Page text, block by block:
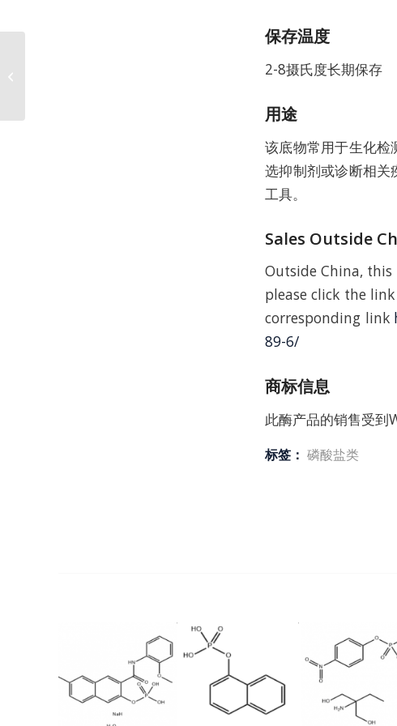
保存温度
2-8摄氏度长期保存
用途
该底物常用于生化检
选抑制剂或诊断相关
工具。
Sales Outside
Outside China,
please click the
corresponding link
89-6/
商标信息
此酶产品的销售受
标签： 磷酸盐类